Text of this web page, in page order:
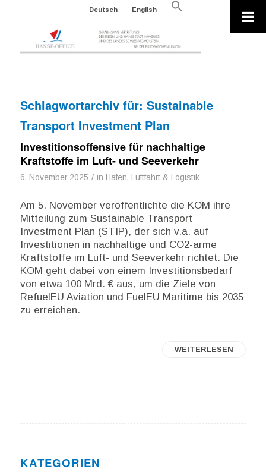
Deutsch English
Search
Schlagwortarchiv für: Sustainable
Transport Investment Plan
Investitionsoffensive für nachhaltige
Kraftstoffe im Luft- und Seeverkehr
6. November 2025 / in Hafen, Luftfahrt & Logistik
Am 5. November veröffentlichte die KOM ihre
Mitteilung zum Sustainable Transport
Investment Plan (STIP), der sich v.a. auf
Investitionen in nachhaltige und CO2-arme
Kraftstoffe im Luft- und Seeverkehr richtet. Die
KOM geht dabei von einem Investitionsbedarf
von etwa 100 Mrd. € aus, um die Ziele von
RefuelEU Aviation und FuelEU Maritime bis 2035
zu erreichen.
WEITERLESEN
KATEGORIEN